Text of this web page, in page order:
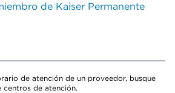
de Kaiser Permanente
de atención de un proveedor, busque
de atención.